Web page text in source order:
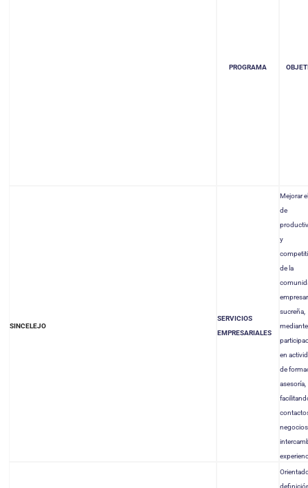
PROGRAMA
SINCELEJO
SERVICIOS
EMPRESARIALES
Mejorar
de
y
de la
sucreña,
en
de
asesoría,
negocios